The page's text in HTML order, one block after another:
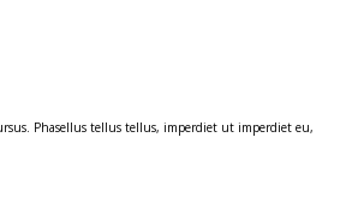
Phasellus tellus tellus, imperdiet ut imperdiet eu,